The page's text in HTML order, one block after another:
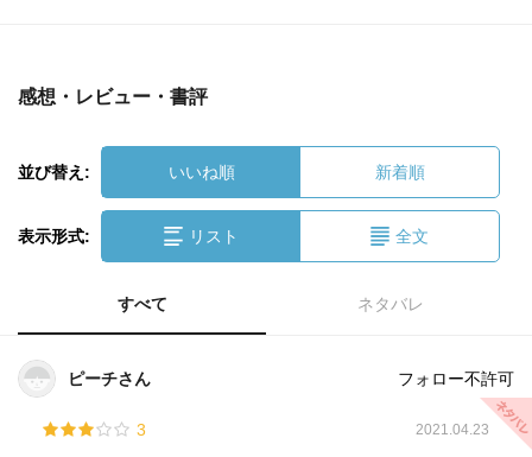
感想・レビュー・書評
並び替え: いいね順 新着順
表示形式: リスト 全文
すべて ネタバレ
ピーチさん フォロー不許可
3 2021.04.23